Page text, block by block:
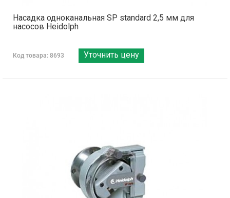
Насадка одноканальная SP standard 2,5 мм для
насосов Heidolph
Код товара: 8693 Уточнить цену